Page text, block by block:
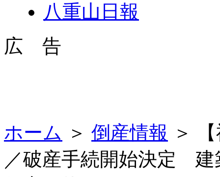
八重山日報
広 告
ホーム ＞ 倒産情報 ＞
／破産手続開始決定